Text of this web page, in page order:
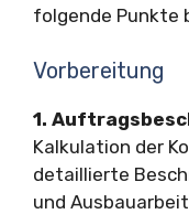
folgende Punkte
Vorbereitung
1.
Kalkulation der
detaillierte
und